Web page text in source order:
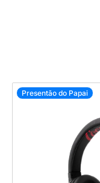
Presentão do Papai